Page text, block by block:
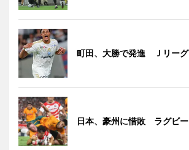
町田、大勝で発進 Ｊリーグ
日本、豪州に惜敗 ラグビー